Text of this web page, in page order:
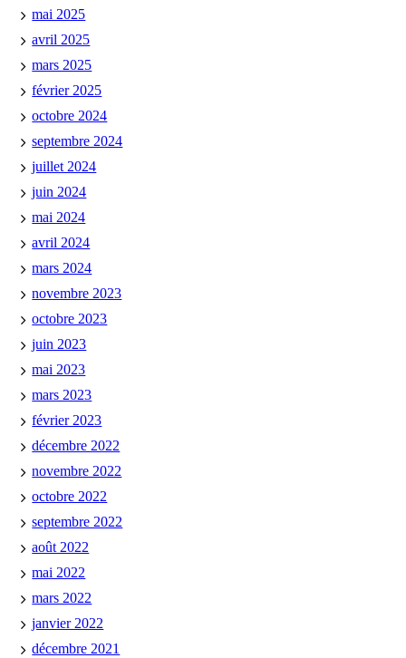
mai 2025
avril 2025
mars 2025
février 2025
octobre 2024
septembre 2024
juillet 2024
juin 2024
mai 2024
avril 2024
mars 2024
novembre 2023
octobre 2023
juin 2023
mai 2023
mars 2023
février 2023
décembre 2022
novembre 2022
octobre 2022
septembre 2022
août 2022
mai 2022
mars 2022
janvier 2022
décembre 2021